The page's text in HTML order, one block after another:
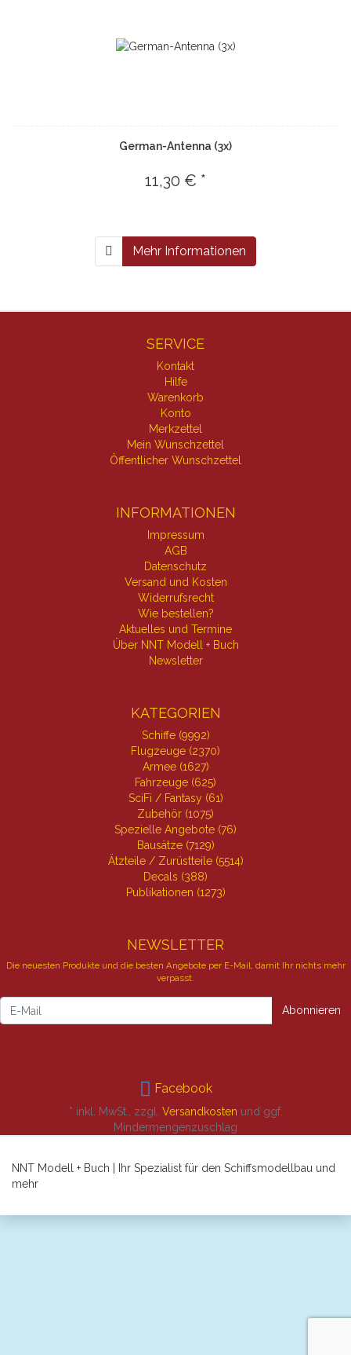
German-Antenna (3x)
11,30 € *
Mehr Informationen
SERVICE
Kontakt
Hilfe
Warenkorb
Konto
Merkzettel
Mein Wunschzettel
Öffentlicher Wunschzettel
INFORMATIONEN
Impressum
AGB
Datenschutz
Versand und Kosten
Widerrufsrecht
Wie bestellen?
Aktuelles und Termine
Über NNT Modell + Buch
Newsletter
KATEGORIEN
Schiffe (9992)
Flugzeuge (2370)
Armee (1627)
Fahrzeuge (625)
SciFi / Fantasy (61)
Zubehör (1075)
Spezielle Angebote (76)
Bausätze (7129)
Ätzteile / Zurüstteile (5514)
Decals (388)
Publikationen (1273)
NEWSLETTER
Die neuesten Produkte und die besten Angebote per E-Mail, damit Ihr nichts mehr
verpasst.
Abonnieren
Facebook
* inkl. MwSt., zzgl. Versandkosten und ggf.
Mindermengenzuschlag
NNT Modell + Buch | Ihr Spezialist für den Schiffsmodellbau und
mehr